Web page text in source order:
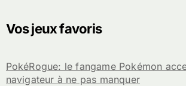
r
c
e
r
Vos jeux favoris
PokéRogue: le fangame Pokémon
navigateur à ne pas manquer